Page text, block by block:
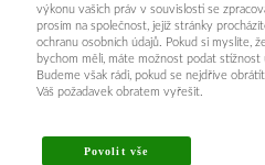
výkonu vašich práv v souvislosti se
prosím na společnost, jejíž stránky
ochranu osobních údajů. Pokud si myslíte,
bychom měli, máte možnost podat stížnost
Budeme však rádi, pokud se nejdříve
Váš požadavek obratem vyřešit.
Povolit vše